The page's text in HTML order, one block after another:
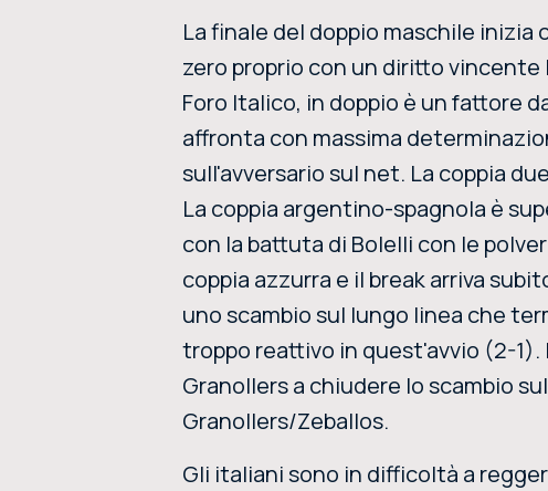
La finale del doppio maschile
zero proprio con un diritto
Foro Italico, in doppio è un fattore
affronta con massima
sull'avversario sul net. La coppia
La coppia argentino-spagnola è
con la battuta di Bolelli con le
coppia azzurra e il break arriva
uno scambio sul lungo linea che
troppo reattivo in quest'avvio (2-
Granollers a chiudere lo scambio
Granollers/Zeballos.
Gli italiani sono in difficoltà a